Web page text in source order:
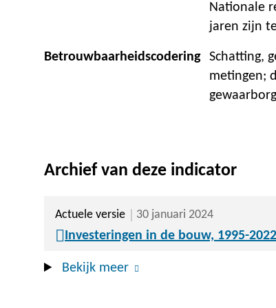
Nationale
jaren zijn
Betrouwbaarheidscodering
Schatting,
metingen;
Archief van deze indicator
Actuele versie 30 januari 2024
Investeringen in de bouw, 1995-2022
Bekijk meer